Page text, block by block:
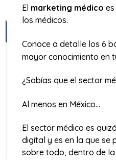
El marketing médico
los médicos.
Conoce a detalle los 6
mayor conocimiento en
¿Sabías que el sector
Al menos en México...
El sector médico es
digital y es en la que se
sobre todo, dentro de